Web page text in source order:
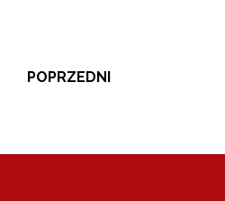
POPRZEDNI